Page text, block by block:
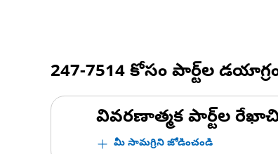
247-7514 కోసం పార్ట్‌ల
వివరణాత్మక పార్ట్‌ల
మీ సామగ్రిని జోడించండి